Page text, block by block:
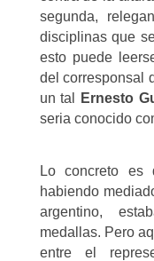
segunda,
disciplinas que
esto puede
del corresponsal
un tal
Ernesto
seria conocido
Lo concreto es
habiendo
argentino,
medallas. Pero
entre el